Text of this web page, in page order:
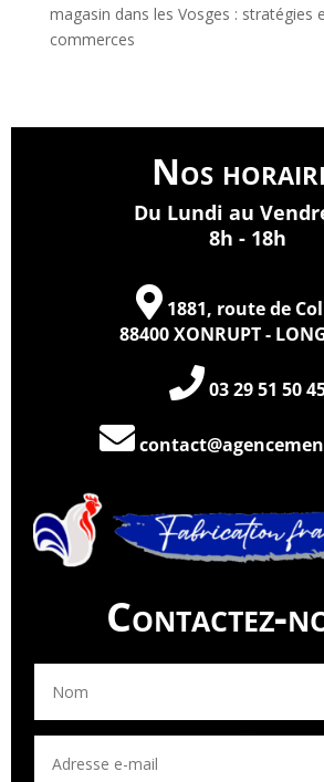
magasin dans les Vosges : stratégies
commerces
Nos
Du Lundi au
8h - 18h
1881, route de
88400 XONRUPT -
03 29 51 50
Contactez-